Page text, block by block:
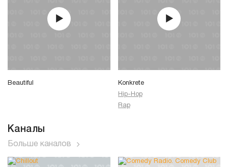
Beautiful
Konkrete
Hip-Hop
Rap
Каналы
Больше каналов